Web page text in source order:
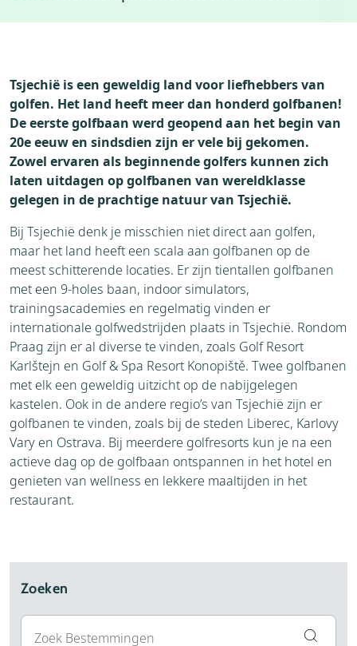
Weer
Bezienswaardigheden
Tsjechië is een geweldig land voor liefhebbers van
golfen. Het land heeft meer dan honderd golfbanen!
De eerste golfbaan werd geopend aan het begin van
20e eeuw en sindsdien zijn er vele bij gekomen.
Zowel ervaren als beginnende golfers kunnen zich
laten uitdagen op golfbanen van wereldklasse
gelegen in de prachtige natuur van Tsjechië.
Bij Tsjechië denk je misschien niet direct aan golfen,
maar het land heeft een scala aan golfbanen op de
meest schitterende locaties. Er zijn tientallen golfbanen
met een 9-holes baan, indoor simulators,
trainingsacademies en regelmatig vinden er
internationale golfwedstrijden plaats in Tsjechië. Rondom
Praag zijn er al diverse te vinden, zoals Golf Resort
Karlštejn en Golf & Spa Resort Konopiště. Twee golfbanen
met elk een geweldig uitzicht op de nabijgelegen
kastelen. Ook in de andere regio’s van Tsjechië zijn er
golfbanen te vinden, zoals bij de steden Liberec, Karlovy
Vary en Ostrava. Bij meerdere golfresorts kun je na een
actieve dag op de golfbaan ontspannen in het hotel en
genieten van wellness en lekkere maaltijden in het
restaurant.
Zoeken